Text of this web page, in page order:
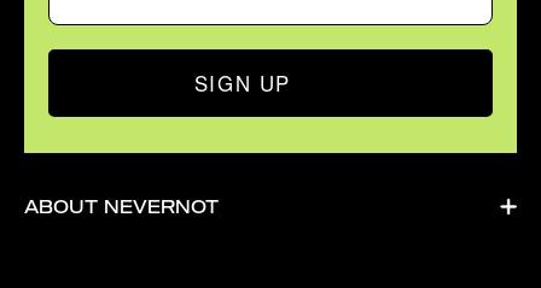
SIGN UP
ABOUT NEVERNOT